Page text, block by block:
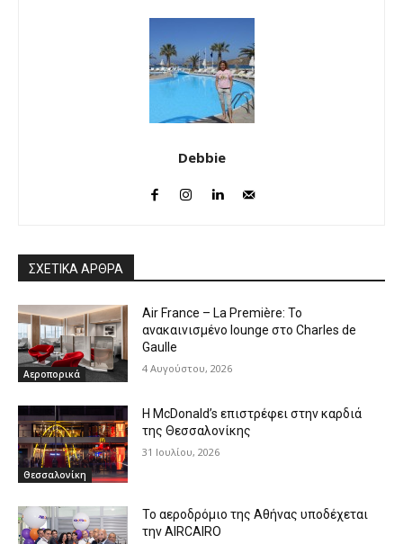
Debbie
ΣΧΕΤΙΚΑ ΑΡΘΡΑ
Αεροπορικά
Air France – La Première: Το
ανακαινισμένο lounge στο Charles de
Gaulle
4 Αυγούστου, 2026
Θεσσαλονίκη
Η McDonald’s επιστρέφει στην καρδιά
της Θεσσαλονίκης
31 Ιουλίου, 2026
Το αεροδρόμιο της Αθήνας υποδέχεται
την AIRCAIRO